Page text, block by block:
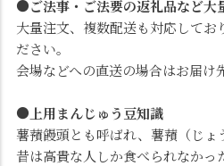
●ご法事・ご法要の返礼品など大
大量注文、複数配送も対応してお
ださい。
会場などへの直送の場合はお届け
●上用まんじゅう豆知識
薯蕷饅頭とも呼ばれ、薯蕷（じょ
昔は高貴な人しか食べられなかっ